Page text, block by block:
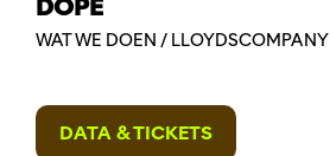
DOPE
WAT WE DOEN / LLOYDSCOMPANY
DATA & TICKETS